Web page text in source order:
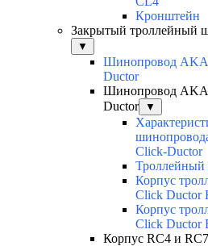
Кронштейн
Закрытый троллейный
▼
Шинопровод
Ductor
Шинопровод
Ductor
▼
Click-Ductor
Корпус
Click Ductor
Корпус
Click Ductor
Корпус RC4 и